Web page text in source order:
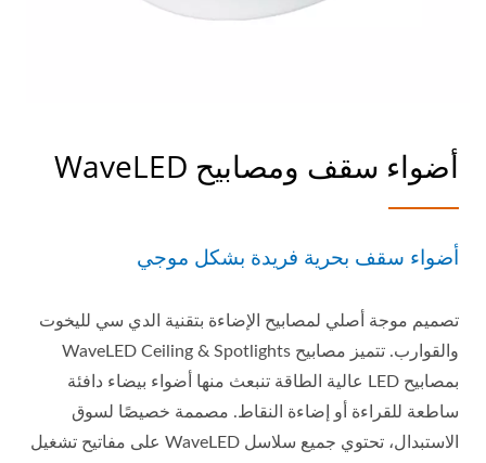
أضواء سقف ومصابيح WaveLED
أضواء سقف بحرية فريدة بشكل موجي
تصميم موجة أصلي لمصابيح الإضاءة بتقنية الدي سي لليخوت
والقوارب. تتميز مصابيح WaveLED Ceiling & Spotlights
بمصابيح LED عالية الطاقة تنبعث منها أضواء بيضاء دافئة
ساطعة للقراءة أو إضاءة النقاط. مصممة خصيصًا لسوق
الاستبدال، تحتوي جميع سلاسل WaveLED على مفاتيح تشغيل